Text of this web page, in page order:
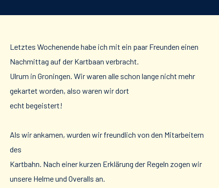
Letztes Wochenende habe ich mit ein paar Freunden einen
Nachmittag auf der Kartbaan verbracht.
Ulrum in Groningen. Wir waren alle schon lange nicht mehr
gekartet worden, also waren wir dort
echt begeistert!
Als wir ankamen, wurden wir freundlich von den Mitarbeitern
des
Kartbahn. Nach einer kurzen Erklärung der Regeln zogen wir
unsere Helme und Overalls an.